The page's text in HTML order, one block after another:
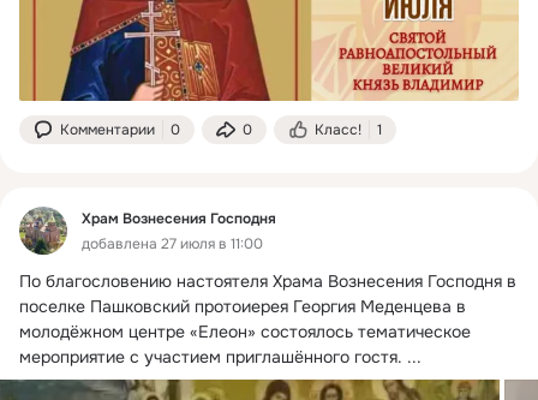
Комментарии 0 0 Класс! 1
Храм Вознесения Господня
добавлена 27 июля в 11:00
По благословению настоятеля Храма Вознесения Господня в
поселке Пашковский протоиерея Георгия Меденцева в
молодёжном центре «Елеон» состоялось тематическое
мероприятие с участием приглашённого гостя. ...